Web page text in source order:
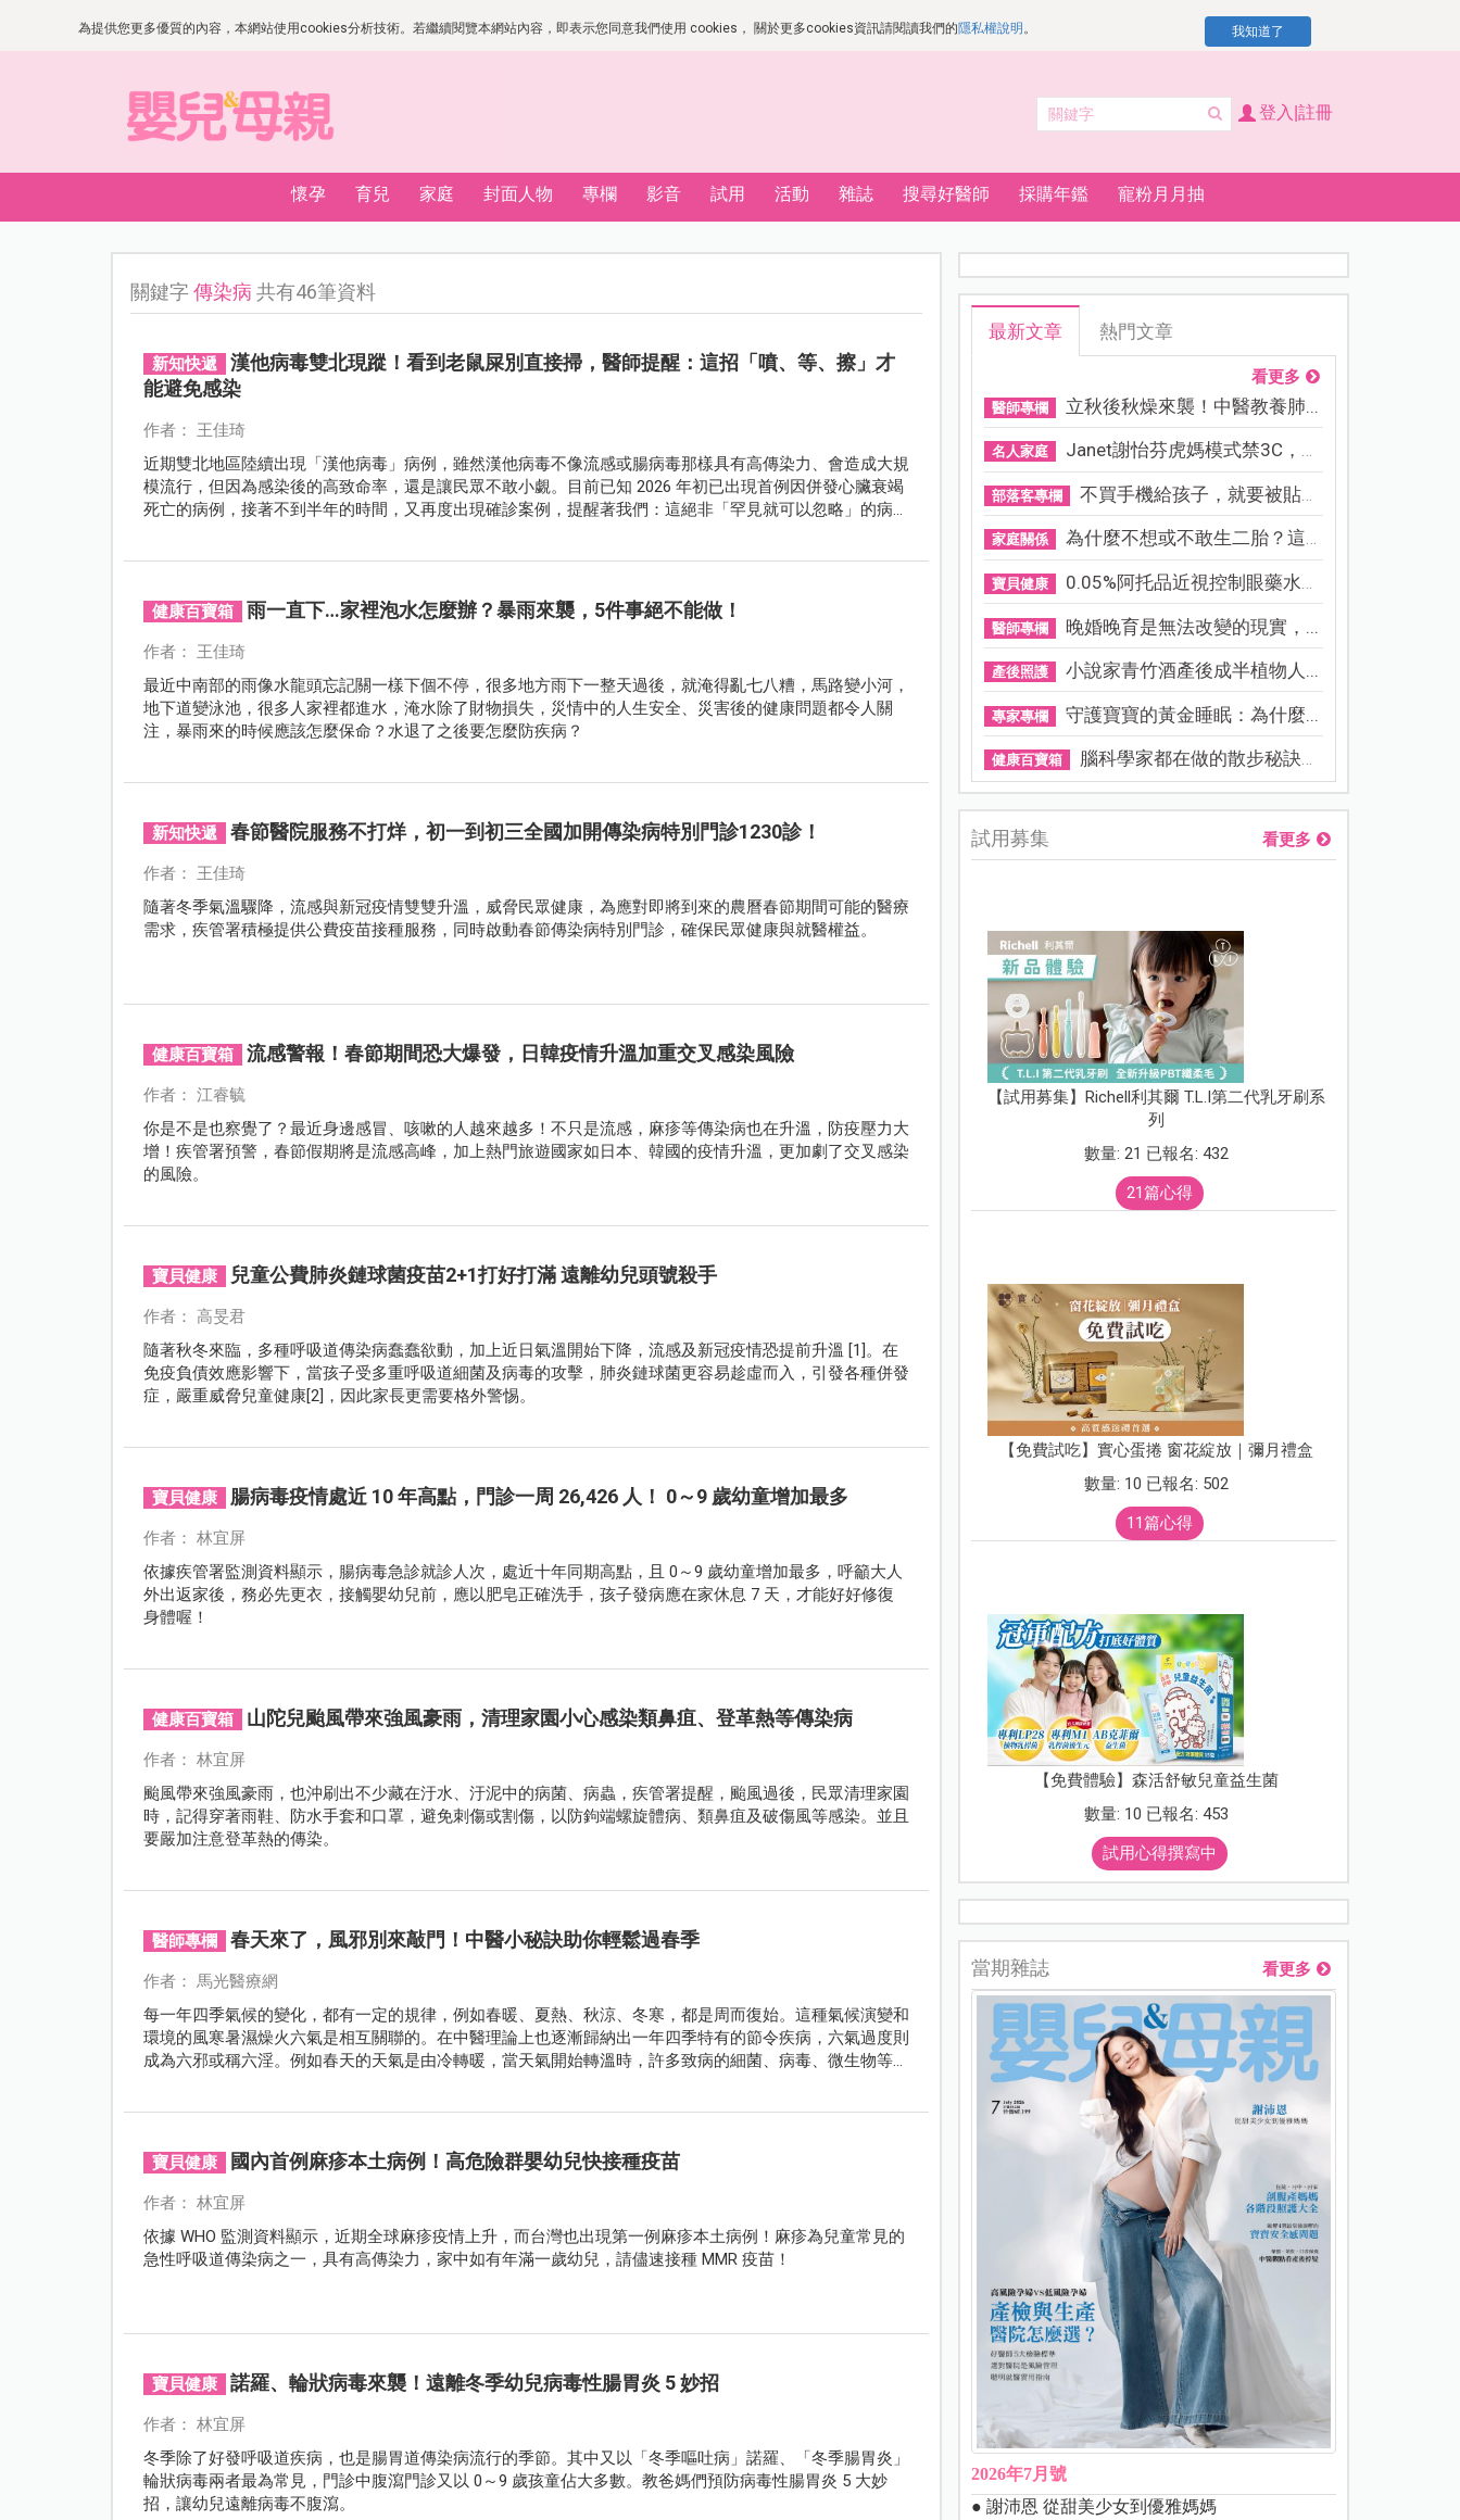
為提供您更多優質的內容，本網站使用cookies分析技術。若繼續閱覽本網站內容，即表示您同意我們使用 cookies， 關於更多cookies資訊請閱讀我們的隱私權說明 。 我知道了
登入|註冊
懷孕 育兒 家庭 封面人物 專欄 影音 試用 活動 雜誌 搜尋好醫師 採購年鑑 寵粉月月抽
關鍵字傳染病 共有46筆資料
新知快遞
漢他病毒雙北現蹤！看到老鼠屎別直接掃，醫師提醒：這招「噴、等、擦」才
能避免感染
作者： 王佳琦
近期雙北地區陸續出現「漢他病毒」病例，雖然漢他病毒不像流感或腸病毒那樣具有高傳染力、會造成大規
模流行，但因為感染後的高致命率，還是讓民眾不敢小覷。目前已知 2026 年初已出現首例因併發心臟衰竭
死亡的病例，接著不到半年的時間，又再度出現確診案例，提醒著我們：這絕非「罕見就可以忽略」的病
健康百寶箱 雨一直下…家裡泡水怎麼辦？暴雨來襲，5件事絕不能做！
作者： 王佳琦
最近中南部的雨像水龍頭忘記關一樣下個不停，很多地方雨下一整天過後，就淹得亂七八糟，馬路變小河，
地下道變泳池，很多人家裡都進水，淹水除了財物損失，災情中的人生安全、災害後的健康問題都令人關
注，暴雨來的時候應該怎麼保命？水退了之後要怎麼防疾病？
新知快遞 春節醫院服務不打烊，初一到初三全國加開傳染病特別門診1230診！
作者： 王佳琦
隨著冬季氣溫驟降，流感與新冠疫情雙雙升溫，威脅民眾健康，為應對即將到來的農曆春節期間可能的醫療
需求，疾管署積極提供公費疫苗接種服務，同時啟動春節傳染病特別門診，確保民眾健康與就醫權益。
健康百寶箱 流感警報！春節期間恐大爆發，日韓疫情升溫加重交叉感染風險
作者： 江睿毓
你是不是也察覺了？最近身邊感冒、咳嗽的人越來越多！不只是流感，麻疹等傳染病也在升溫，防疫壓力大
增！疾管署預警，春節假期將是流感高峰，加上熱門旅遊國家如日本、韓國的疫情升溫，更加劇了交叉感染
的風險。
寶貝健康 兒童公費肺炎鏈球菌疫苗2+1打好打滿 遠離幼兒頭號殺手
作者： 高旻君
隨著秋冬來臨，多種呼吸道傳染病蠢蠢欲動，加上近日氣溫開始下降，流感及新冠疫情恐提前升溫 [1]。在
免疫負債效應影響下，當孩子受多重呼吸道細菌及病毒的攻擊，肺炎鏈球菌更容易趁虛而入，引發各種併發
症，嚴重威脅兒童健康[2]，因此家長更需要格外警惕。
寶貝健康 腸病毒疫情處近 10 年高點，門診一周 26,426 人！ 0～9 歲幼童增加最多
作者： 林宜屏
依據疾管署監測資料顯示，腸病毒急診就診人次，處近十年同期高點，且 0～9 歲幼童增加最多，呼籲大人
外出返家後，務必先更衣，接觸嬰幼兒前，應以肥皂正確洗手，孩子發病應在家休息 7 天，才能好好修復
身體喔！
健康百寶箱 山陀兒颱風帶來強風豪雨，清理家園小心感染類鼻疽、登革熱等傳染病
作者： 林宜屏
颱風帶來強風豪雨，也沖刷出不少藏在汙水、汙泥中的病菌、病蟲，疾管署提醒，颱風過後，民眾清理家園
時，記得穿著雨鞋、防水手套和口罩，避免刺傷或割傷，以防鉤端螺旋體病、類鼻疽及破傷風等感染。並且
要嚴加注意登革熱的傳染。
醫師專欄 春天來了，風邪別來敲門！中醫小秘訣助你輕鬆過春季
作者： 馬光醫療網
每一年四季氣候的變化，都有一定的規律，例如春暖、夏熱、秋涼、冬寒，都是周而復始。這種氣候演變和
環境的風寒暑濕燥火六氣是相互關聯的。在中醫理論上也逐漸歸納出一年四季特有的節令疾病，六氣過度則
成為六邪或稱六淫。例如春天的天氣是由冷轉暖，當天氣開始轉溫時，許多致病的細菌、病毒、微生物等就
寶貝健康 國內首例麻疹本土病例！高危險群嬰幼兒快接種疫苗
作者： 林宜屏
依據 WHO 監測資料顯示，近期全球麻疹疫情上升，而台灣也出現第一例麻疹本土病例！麻疹為兒童常見的
急性呼吸道傳染病之一，具有高傳染力，家中如有年滿一歲幼兒，請儘速接種 MMR 疫苗！
寶貝健康 諾羅、輪狀病毒來襲！遠離冬季幼兒病毒性腸胃炎 5 妙招
作者： 林宜屏
冬季除了好發呼吸道疾病，也是腸胃道傳染病流行的季節。其中又以「冬季嘔吐病」諾羅、「冬季腸胃炎」
輪狀病毒兩者最為常見，門診中腹瀉門診又以 0～9 歲孩童佔大多數。教爸媽們預防病毒性腸胃炎 5 大妙
招，讓幼兒遠離病毒不腹瀉。
最新文章 熱門文章
看更多
醫師專欄 立秋後秋燥來襲！中醫教養肺...
名人家庭 Janet謝怡芬虎媽模式禁3C，看...
部落客專欄 不買手機給孩子，就要被貼「...
家庭關係 為什麼不想或不敢生二胎？這8...
寶貝健康 0.05%阿托品近視控制眼藥水納...
醫師專欄 晚婚晚育是無法改變的現實，...
產後照護 小說家青竹酒產後成半植物人...
專家專欄 守護寶寶的黃金睡眠：為什麼...
健康百寶箱 腦科學家都在做的散步秘訣！...
試用募集 看更多
【試用募集】Richell利其爾 T.L.I第二代乳牙刷系
列
數量: 21 已報名: 432
21篇心得
【免費試吃】實心蛋捲 窗花綻放｜彌月禮盒
數量: 10 已報名: 502
11篇心得
【免費體驗】森活舒敏兒童益生菌
數量: 10 已報名: 453
試用心得撰寫中
當期雜誌 看更多
2026年7月號
● 謝沛恩 從甜美少女到優雅媽媽